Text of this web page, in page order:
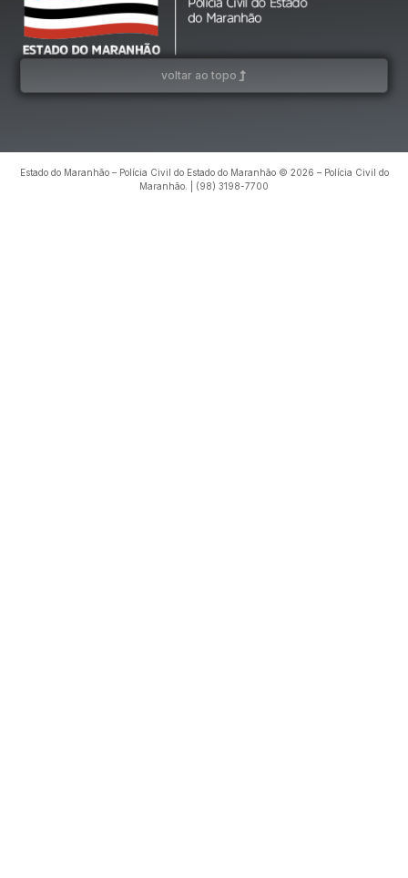
voltar ao topo
Estado do Maranhão – Polícia Civil do Estado do Maranhão © 2026 – Polícia Civil do
Maranhão. | (98) 3198-7700